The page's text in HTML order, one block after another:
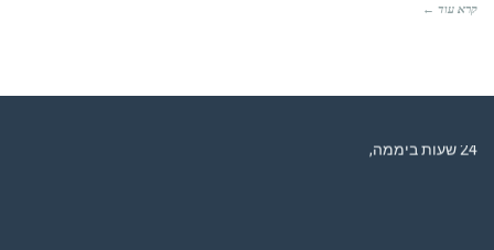
קרא עוד ←
24 שעות ביממה,